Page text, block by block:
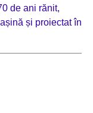
de ani rănit,
și proiectat în